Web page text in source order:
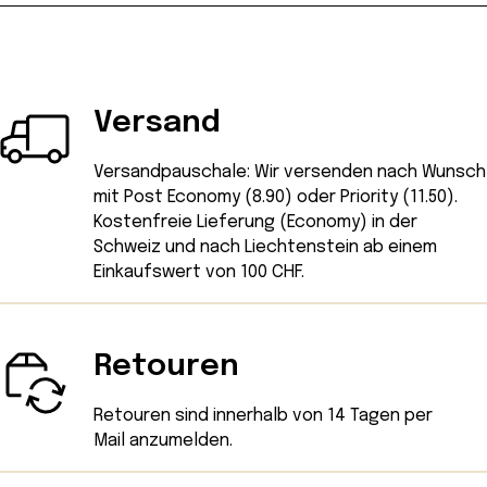
Versand
Versandpauschale: Wir versenden nach Wunsch
mit Post Economy (8.90) oder Priority (11.50).
Kostenfreie Lieferung (Economy) in der
Schweiz und nach Liechtenstein ab einem
Einkaufswert von 100 CHF.
Retouren
Retouren sind innerhalb von 14 Tagen per
Mail anzumelden.